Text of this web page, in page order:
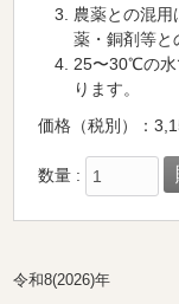
農薬との混用
薬・銅剤等と
25〜30℃の水
ります。
価格（税別）：
数量 :
令和8(2026)年